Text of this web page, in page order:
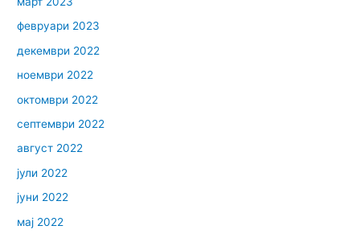
февруари 2023
декември 2022
ноември 2022
октомври 2022
септември 2022
август 2022
јули 2022
јуни 2022
мај 2022